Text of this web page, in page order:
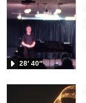
28′ 40″